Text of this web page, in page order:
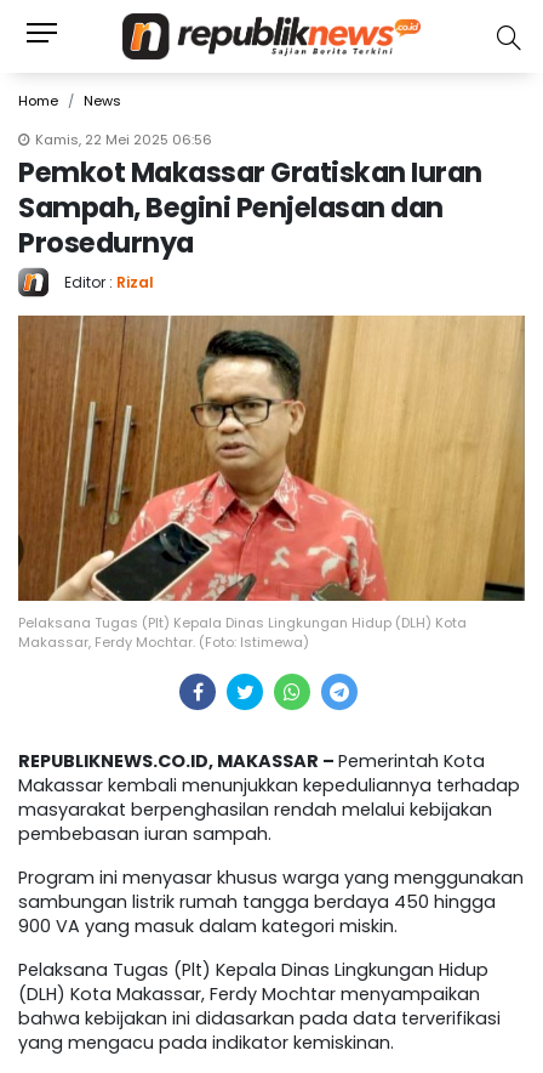
Home
News
Kamis, 22 Mei 2025 06:56
Pemkot Makassar Gratiskan Iuran
Sampah, Begini Penjelasan dan
Prosedurnya
Editor : Rizal
Pelaksana Tugas (Plt) Kepala Dinas Lingkungan Hidup (DLH) Kota
Makassar, Ferdy Mochtar. (Foto: Istimewa)
REPUBLIKNEWS.CO.ID, MAKASSAR – Pemerintah Kota
Makassar kembali menunjukkan kepeduliannya terhadap
masyarakat berpenghasilan rendah melalui kebijakan
pembebasan iuran sampah.
Program ini menyasar khusus warga yang menggunakan
sambungan listrik rumah tangga berdaya 450 hingga
900 VA yang masuk dalam kategori miskin.
Pelaksana Tugas (Plt) Kepala Dinas Lingkungan Hidup
(DLH) Kota Makassar, Ferdy Mochtar menyampaikan
bahwa kebijakan ini didasarkan pada data terverifikasi
yang mengacu pada indikator kemiskinan.